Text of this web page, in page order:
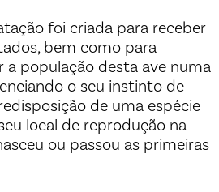
foi criada para receber
bem como para
a população desta ave numa
o seu instinto de
de uma espécie
local de reprodução na
ou passou as primeiras